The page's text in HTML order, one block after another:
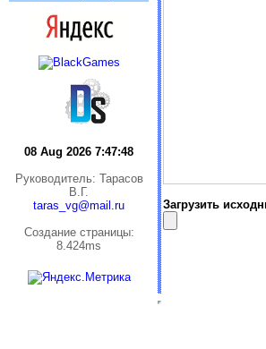
08 Aug 2026 7:47:48
Руководитель: Тарасов
В.Г.
taras_vg@mail.ru
Cоздание страницы:
8.424ms
Загрузить